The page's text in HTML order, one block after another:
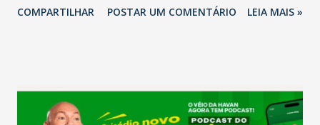
relação ao último trimestre deste ano, 56% também
confraternizações de fim de ano e pelo pagamento do 13º
Salário para um número maior de trabalhadores, já que o
COMPARTILHAR POSTAR UM COMENTÁRIO LEIA MAIS »